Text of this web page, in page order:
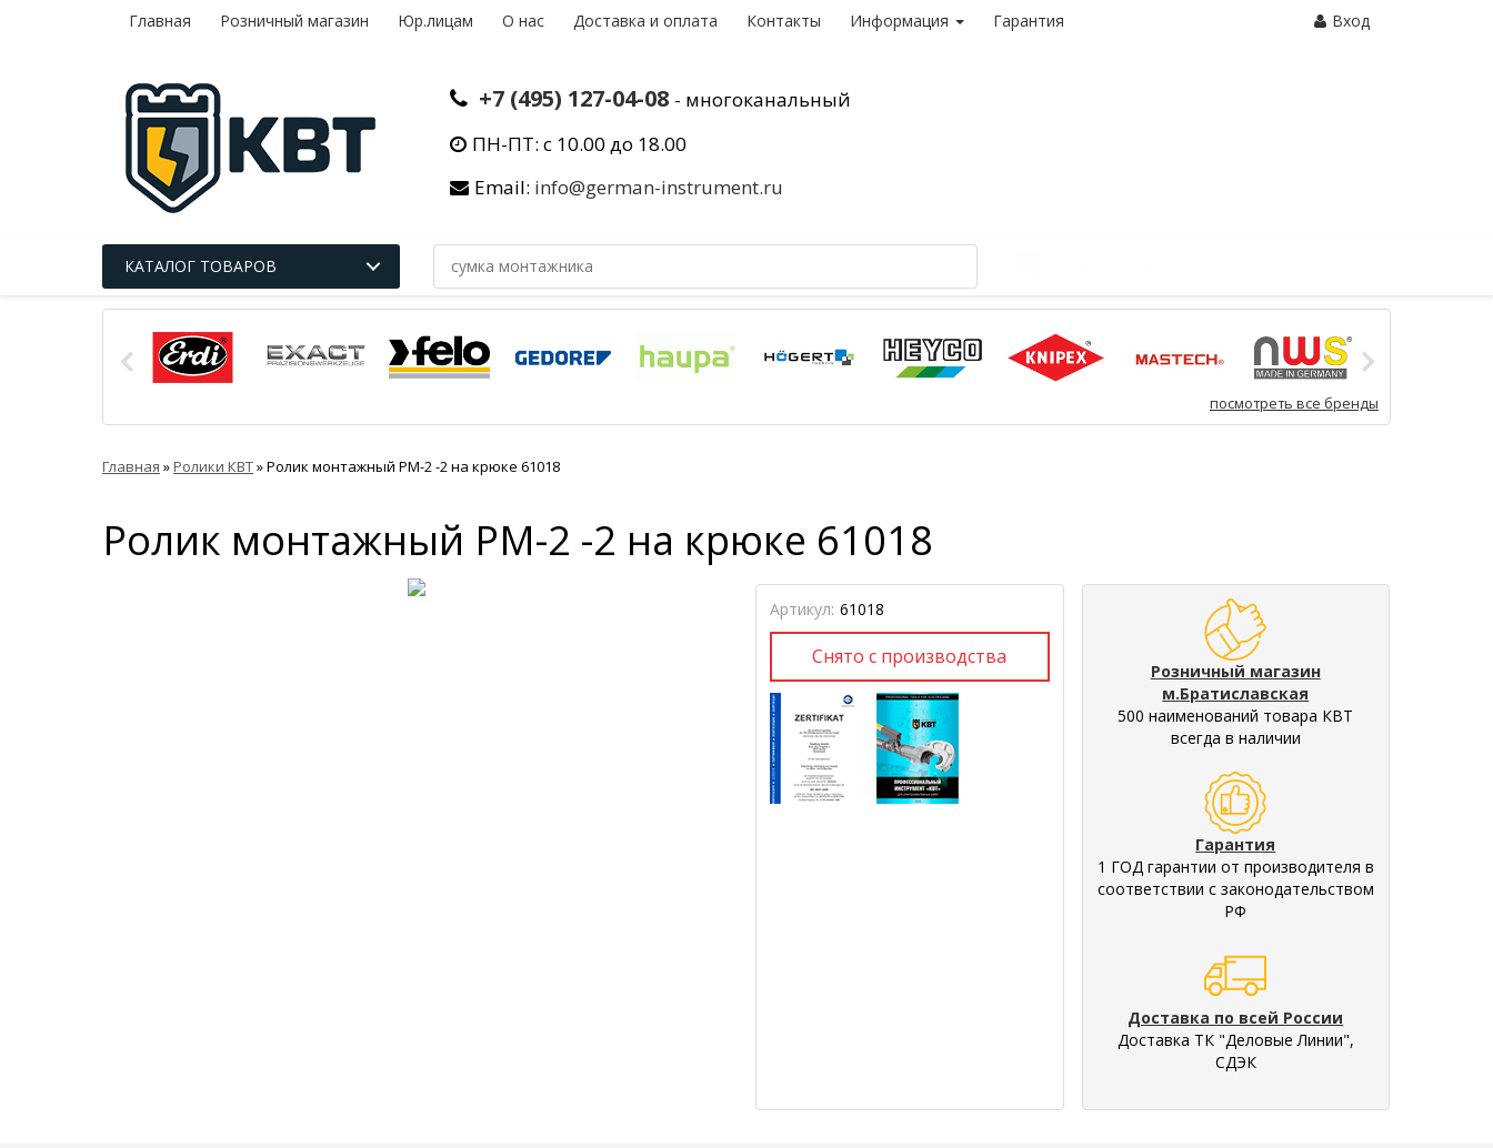
Главная Розничный магазин Юр.лицам О нас Доставка и оплата Контакты Информация Гарантия Вход
+7 (495) 127-04-08 - многоканальный
ПН-ПТ: с 10.00 до 18.00
Email: info@german-instrument.ru
КАТАЛОГ ТОВАРОВ
посмотреть все бренды
Главная »Ролики КВТ»Ролик монтажный РМ-2 -2 на крюке 61018
Ролик монтажный РМ-2 -2 на крюке 61018
Артикул: 61018
Розничный магазин
м.Братиславская
500 наименований товара КВТ
всегда в наличии
Гарантия
1 ГОД гарантии от производителя в
соответствии с законодательством
РФ
Доставка по всей России
Доставка ТК "Деловые Линии",
СДЭК